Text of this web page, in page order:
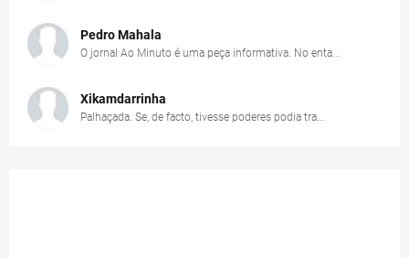
Pedro Mahala
O jornal Ao Minuto é uma peça informativa. No enta...
Xikamdarrinha
Palhaçada. Se, de facto, tivesse poderes podia tra...